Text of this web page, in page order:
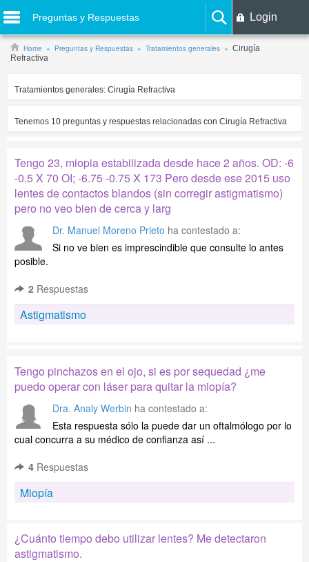
Preguntas y Respuestas Login
Home Preguntas y Respuestas Tratamientos generales
Cirugía
Refractiva
Tratamientos generales: Cirugía Refractiva
Tenemos 10 preguntas y respuestas relacionadas con Cirugía Refractiva
Tengo 23, miopia estabilizada desde hace 2 años. OD: -6
-0.5 X 70 OI; -6.75 -0.75 X 173 Pero desde ese 2015 uso
lentes de contactos blandos (sin corregir astigmatismo)
pero no veo bien de cerca y larg
Dr. Manuel Moreno Prieto ha contestado a:
Si no ve bien es imprescindible que consulte lo antes
posible.
2 Respuestas
Astigmatismo
Tengo pinchazos en el ojo, si es por sequedad ¿me
puedo operar con láser para quitar la miopía?
Dra. Analy Werbin ha contestado a:
Esta respuesta sólo la puede dar un oftalmólogo por lo
cual concurra a su médico de confianza así ...
4 Respuestas
Miopía
¿Cuánto tiempo debo utilizar lentes? Me detectaron
astigmatismo.